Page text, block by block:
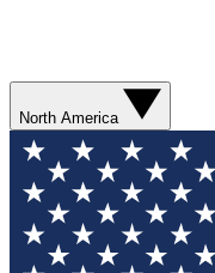
North America